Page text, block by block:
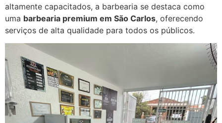
altamente capacitados, a barbearia se destaca como
uma barbearia premium em São Carlos, oferecendo
serviços de alta qualidade para todos os públicos.